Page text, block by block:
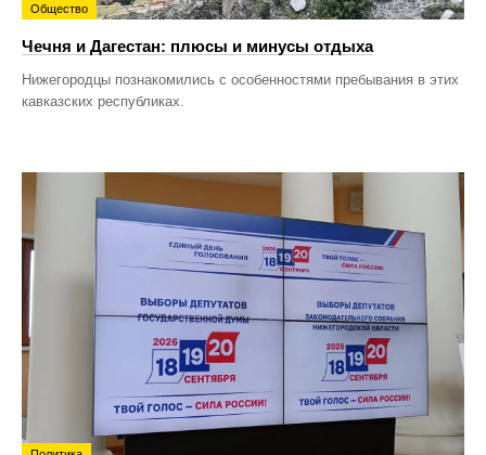
Общество
Чечня и Дагестан: плюсы и минусы отдыха
Нижегородцы познакомились с особенностями пребывания в этих
кавказских республиках.